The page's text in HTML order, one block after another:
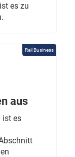
es zu
Rail Business
aus
ist es